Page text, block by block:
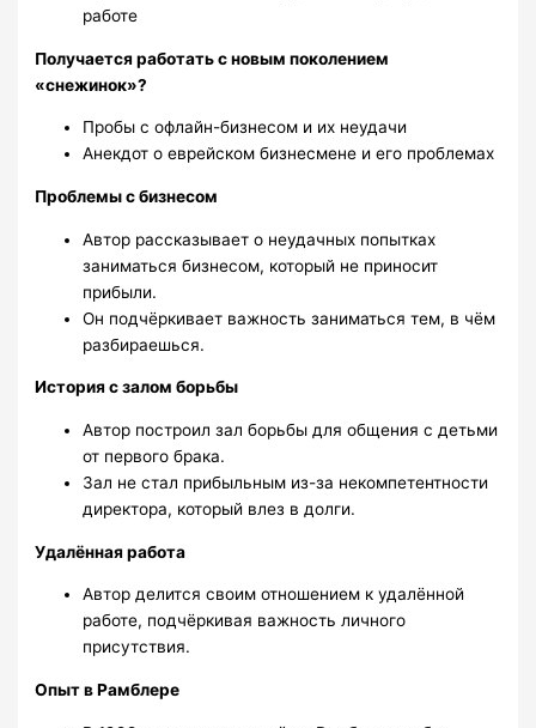
работе
Получается работать с новым поколением
«снежинок»?
Пробы с офлайн-бизнесом и их неудачи
Анекдот о еврейском бизнесмене и его проблемах
Проблемы с бизнесом
Автор рассказывает о неудачных попытках
заниматься бизнесом, который не приносит
прибыли.
Он подчёркивает важность заниматься тем, в чём
разбираешься.
История с залом борьбы
Автор построил зал борьбы для общения с детьми
от первого брака.
Зал не стал прибыльным из-за некомпетентности
директора, который влез в долги.
Удалённая работа
Автор делится своим отношением к удалённой
работе, подчёркивая важность личного
присутствия.
Опыт в Рамблере